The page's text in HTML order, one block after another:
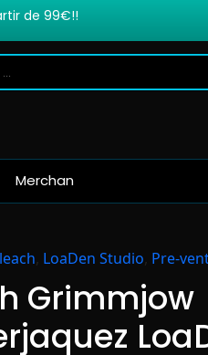
de 99€!!
Merchan
LoaDen Studio Pre-
Grimmjow